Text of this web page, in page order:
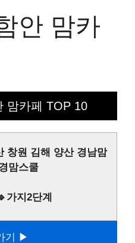
안 맘카
맘카페 TOP 10
창원 김해 양산 경남맘
맘스쿨
가지2단계
기 ▶